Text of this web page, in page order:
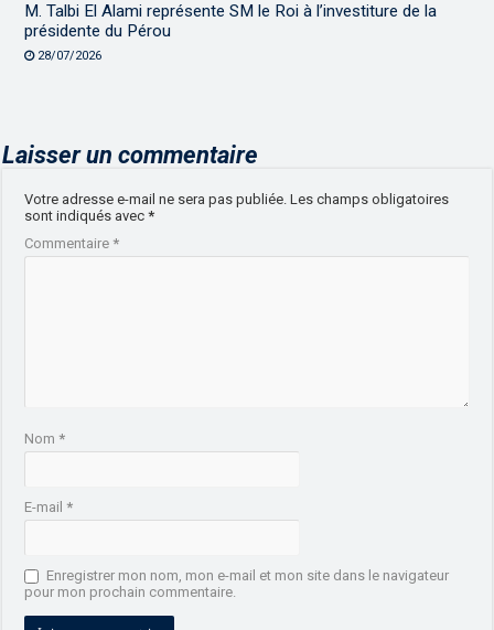
M. Talbi El Alami représente SM le Roi à l’investiture de la
présidente du Pérou
28/07/2026
Laisser un commentaire
Votre adresse e-mail ne sera pas publiée. Les champs obligatoires
sont indiqués avec*
Commentaire*
Nom*
E-mail*
Enregistrer mon nom, mon e-mail et mon site dans le navigateur
pour mon prochain commentaire.